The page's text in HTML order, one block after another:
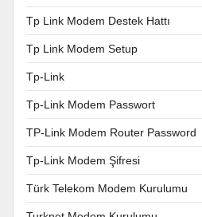
Tp Link Modem Destek Hattı
Tp Link Modem Setup
Tp-Link
Tp-Link Modem Passwort
TP-Link Modem Router Password
Tp-Link Modem Şifresi
Türk Telekom Modem Kurulumu